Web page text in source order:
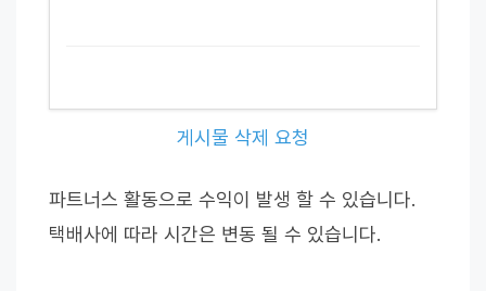
게시물 삭제 요청
파트너스 활동으로 수익이 발생 할 수 있습니다.
택배사에 따라 시간은 변동 될 수 있습니다.